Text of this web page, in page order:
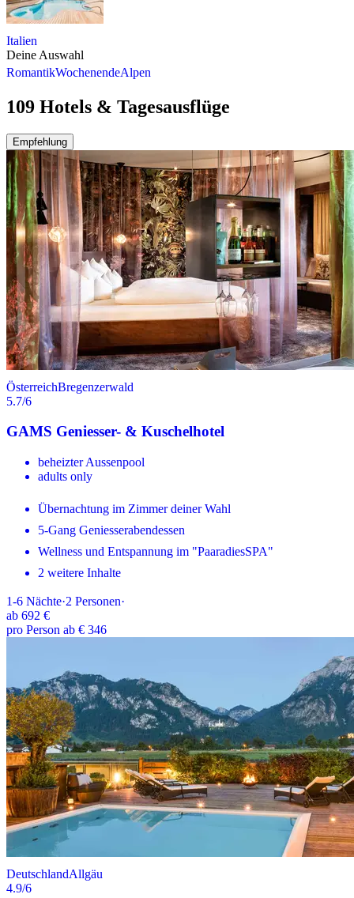
Italien
Deine Auswahl
RomantikWochenendeAlpen
109 Hotels & Tagesausflüge
Empfehlung
ÖsterreichBregenzerwald
5.7/6
GAMS Geniesser- & Kuschelhotel
beheizter Aussenpool
adults only
Übernachtung im Zimmer deiner Wahl
5-Gang Geniesserabendessen
Wellness und Entspannung im "PaaradiesSPA"
2 weitere Inhalte
1-6 Nächte·2 Personen·
ab 692 €
pro Person ab € 346
DeutschlandAllgäu
4.9/6